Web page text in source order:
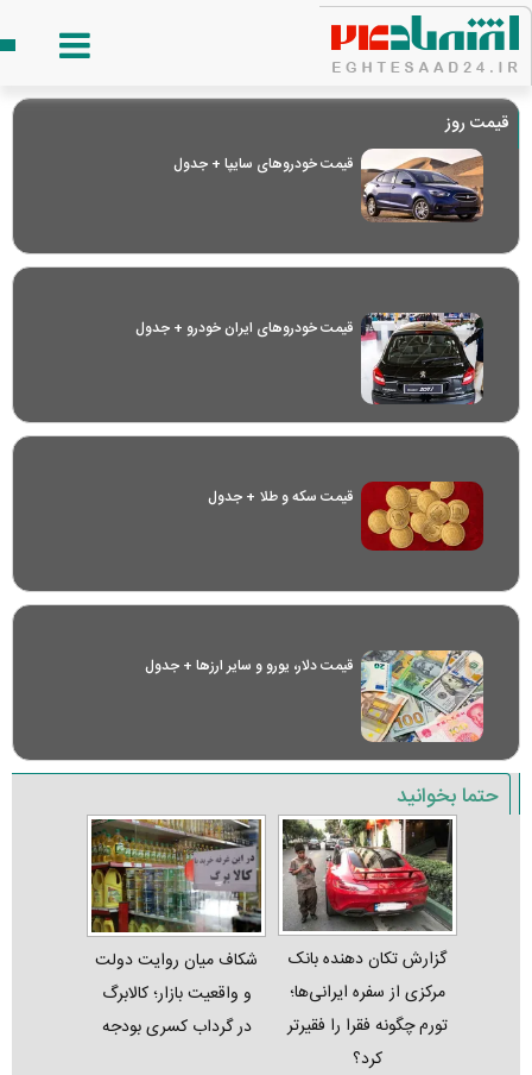
قیمت روز
قیمت خودرو‌های سایپا + جدول
قیمت خودرو‌های ایران خودرو + جدول
قیمت سکه و طلا + جدول
قیمت دلار، یورو و سایر ارز‌ها + جدول
حتما بخوانید
گزارش تکان‌ دهنده بانک
مرکزی از سفره ایرانی‌ها؛
تورم چگونه فقرا را فقیرتر
کرد؟
شکاف میان روایت دولت
و واقعیت بازار؛ کالابرگ
در گرداب کسری بودجه